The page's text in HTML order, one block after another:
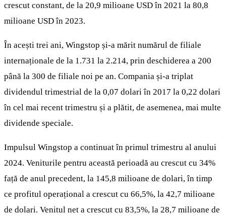
crescut constant, de la 20,9 milioane USD în 2021 la 80,8
milioane USD în 2023.
În acești trei ani, Wingstop și-a mărit numărul de filiale
internaționale de la 1.731 la 2.214, prin deschiderea a 200
până la 300 de filiale noi pe an. Compania și-a triplat
dividendul trimestrial de la 0,07 dolari în 2017 la 0,22 dolari
în cel mai recent trimestru și a plătit, de asemenea, mai multe
dividende speciale.
Impulsul Wingstop a continuat în primul trimestru al anului
2024. Veniturile pentru această perioadă au crescut cu 34%
față de anul precedent, la 145,8 milioane de dolari, în timp
ce profitul operațional a crescut cu 66,5%, la 42,7 milioane
de dolari. Venitul net a crescut cu 83,5%, la 28,7 milioane de